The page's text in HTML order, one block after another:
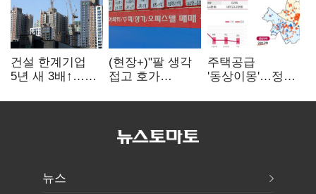
건설 한계기업
5년 새 3배↑…
재무 부담 확대
(현장+)"팔 생각
접고 호가
똘똘한 한 채'
주택공급
'동상이몽'…정부
없으면 '공수표'
뉴스